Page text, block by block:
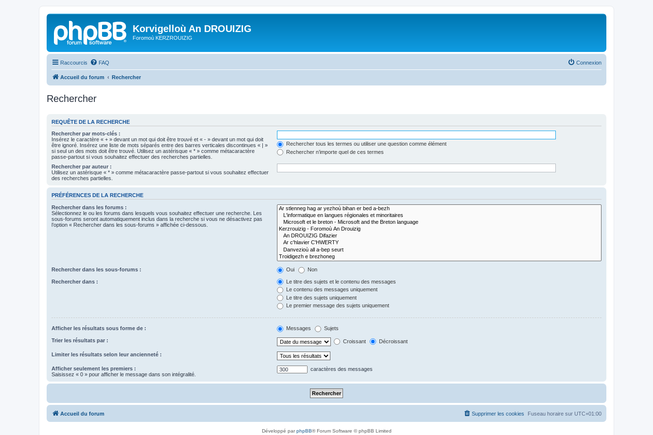
Korvigelloù An DROUIZIG
Foromoù KERZROUIZIG
Raccourcis FAQ Connexion
Accueil du forum Rechercher
Rechercher
REQUÊTE DE LA RECHERCHE
Rechercher par mots-clés :
Insérez le caractère « + » devant un mot qui doit être trouvé et « - » devant un mot qui doit
être ignoré. Insérez une liste de mots séparés entre des barres verticales discontinues « | »
si seul un des mots doit être trouvé. Utilisez un astérisque « * » comme métacaractère
passe-partout si vous souhaitez effectuer des recherches partielles.
Rechercher tous les termes ou utiliser une question comme élément
Rechercher n’importe quel de ces termes
Rechercher par auteur :
Utilisez un astérisque « * » comme métacaractère passe-partout si vous souhaitez effectuer
des recherches partielles.
PRÉFÉRENCES DE LA RECHERCHE
Rechercher dans les forums :
Sélectionnez le ou les forums dans lesquels vous souhaitez effectuer une recherche. Les
sous-forums seront automatiquement inclus dans la recherche si vous ne désactivez pas
l’option « Rechercher dans les sous-forums » affichée ci-dessous.
Rechercher dans les sous-forums : Oui Non
Rechercher dans :
Le titre des sujets et le contenu des messages
Le contenu des messages uniquement
Le titre des sujets uniquement
Le premier message des sujets uniquement
Afficher les résultats sous forme de : Messages Sujets
Trier les résultats par : Croissant Décroissant
Limiter les résultats selon leur ancienneté :
Afficher seulement les premiers :
Saisissez « 0 » pour afficher le message dans son intégralité.
caractères des messages
Accueil du forum Fuseau horaire sur UTC+01:00
Supprimer les cookies
Développé parphpBB® Forum Software © phpBB Limited